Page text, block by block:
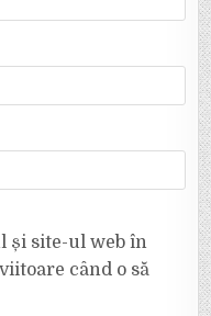
și site-ul web în
când o să